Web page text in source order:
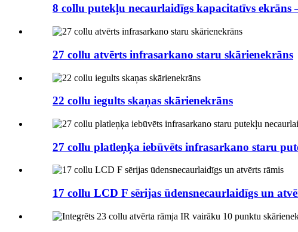
8 collu putekļu necaurlaidīgs kapacitatīvs ekrāns
27 collu atvērts infrasarkano staru skārienekrāns
22 collu iegults skaņas skārienekrāns
27 collu platleņķa iebūvēts infrasarkano staru
17 collu LCD F sērijas ūdensnecaurlaidīgs un